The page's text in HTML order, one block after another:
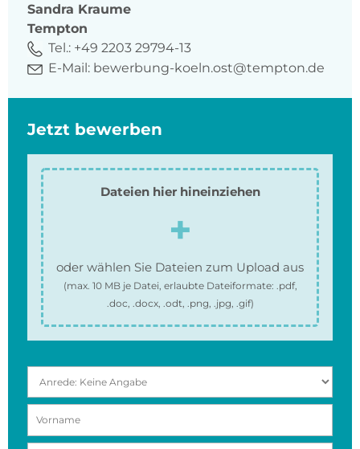
Sandra Kraume
Tempton
Tel.: +49 2203 29794-13
E-Mail: bewerbung-koeln.ost@tempton.de
Jetzt bewerben
Dateien hier hineinziehen
oder wählen Sie Dateien zum Upload aus
(max. 10 MBje Datei, erlaubte Dateiformate: .pdf,
.doc, .docx, .odt, .png, .jpg, .gif)